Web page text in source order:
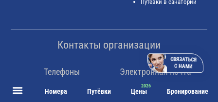
Путёвки в санаторий
Контакты организации
Телефоны
8 (800) 2000-451
Электронная почта
✉️ kmvkurorts@mail.ru
Номера Путёвки Цены Бронирование
СВЯЗАТЬСЯ
С НАМИ